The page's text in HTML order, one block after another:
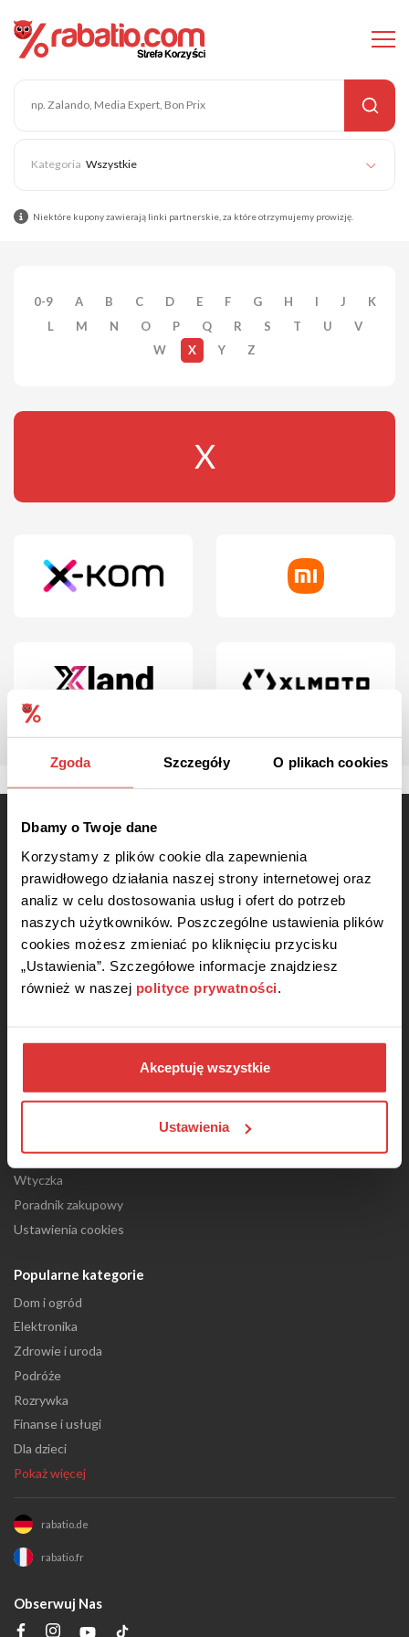
Zgoda Szczegóły O plikach cookies
Dbamy o Twoje dane
Korzystamy z plików cookie dla zapewnienia
prawidłowego działania naszej strony internetowej oraz
analiz w celu dostosowania usług i ofert do potrzeb
naszych użytkowników. Poszczególne ustawienia plików
cookies możesz zmieniać po kliknięciu przycisku
„Ustawienia”. Szczegółowe informacje znajdziesz
również w naszej polityce prywatności
Akceptuję wszystkie
Ustawienia
Wszystkie
Niektóre kupony zawierają linki partnerskie, za które otrzymujemy prowizję.
0-9 A B C D E F G H I J
K
L
M N O P Q R S T U
V
W
X Y Z
X
Niektóre linki w naszych kuponach mogą sprawić, że otrzymamy niewielką prowizję, jeśli
z nich skorzystasz - oczywiście bez żadnych dodatkowych kosztów dla Ciebie. Dzięki
temu możemy dalej rozwijać portal i udostępniać wszystkie funkcje za darmo.
O nas
Black Friday
Jak działają kupony rabatowe?
Blog
Wtyczka
Poradnik zakupowy
Ustawienia cookies
Popularne kategorie
Dom i ogród
Elektronika
Zdrowie i uroda
Podróże
Rozrywka
Finanse i usługi
Dla dzieci
Pokaż więcej
rabatio.de
rabatio.fr
Obserwuj Nas